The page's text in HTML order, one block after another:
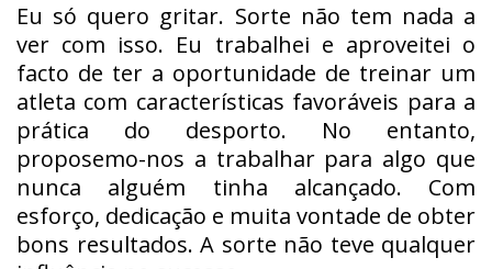
Eu só quero gritar. Sorte não tem nada a
ver com isso. Eu trabalhei e aproveitei o
facto de ter a oportunidade de treinar um
atleta com características favoráveis para a
prática do desporto. No entanto,
proposemo-nos a trabalhar para algo que
nunca alguém tinha alcançado. Com
esforço, dedicação e muita vontade de obter
bons resultados. A sorte não teve qualquer